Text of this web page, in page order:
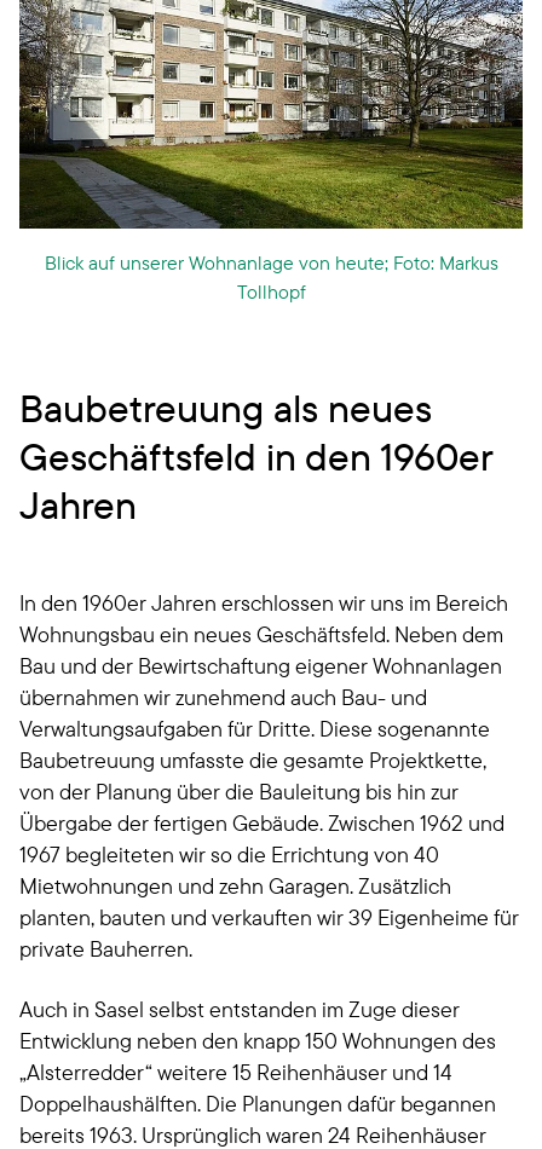
Blick auf unserer Wohnanlage von heute; Foto: Markus
Tollhopf
Baubetreuung als neues
Geschäftsfeld in den 1960er
Jahren
In den 1960er Jahren erschlossen wir uns im Bereich
Wohnungsbau ein neues Geschäftsfeld. Neben dem
Bau und der Bewirtschaftung eigener Wohnanlagen
übernahmen wir zunehmend auch Bau- und
Verwaltungsaufgaben für Dritte. Diese sogenannte
Baubetreuung umfasste die gesamte Projektkette,
von der Planung über die Bauleitung bis hin zur
Übergabe der fertigen Gebäude. Zwischen 1962 und
1967 begleiteten wir so die Errichtung von 40
Mietwohnungen und zehn Garagen. Zusätzlich
planten, bauten und verkauften wir 39 Eigenheime für
private Bauherren.
Auch in Sasel selbst entstanden im Zuge dieser
Entwicklung neben den knapp 150 Wohnungen des
„Alsterredder“ weitere 15 Reihenhäuser und 14
Doppelhaushälften. Die Planungen dafür begannen
bereits 1963. Ursprünglich waren 24 Reihenhäuser